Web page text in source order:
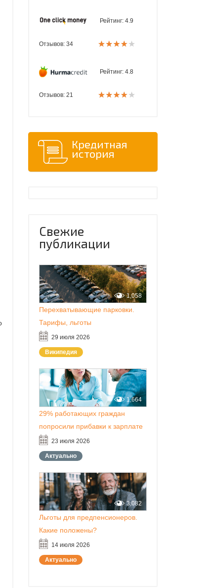
Рейтинг: 4.9
Отзывов: 34
Рейтинг: 4.8
Отзывов: 21
Кредитная
история
Свежие
публикации
Перехватывающие парковки.
Тарифы, льготы
29 июля 2026
1,058
Википедия
29% работающих граждан
попросили прибавки к зарплате
23 июля 2026
1,664
Актуально
Льготы для предпенсионеров.
Какие положены?
14 июля 2026
3,082
Актуально